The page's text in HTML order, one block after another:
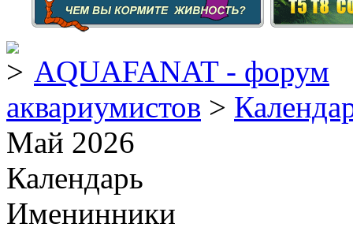
AQUAFANAT - форум
аквариумистов >
Май 2026
Календарь
Именинники